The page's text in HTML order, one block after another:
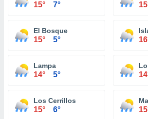
15° 7°
El Bosque
15° 5°
Lampa
14° 5°
Los Cerrillos
15° 6°